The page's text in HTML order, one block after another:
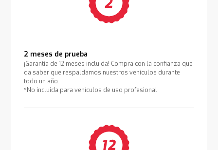
2 meses de prueba
¡Garantía de 12 meses incluida! Compra con la confianza que
da saber que respaldamos nuestros vehículos durante
todo un año.
*No incluida para vehículos de uso profesional